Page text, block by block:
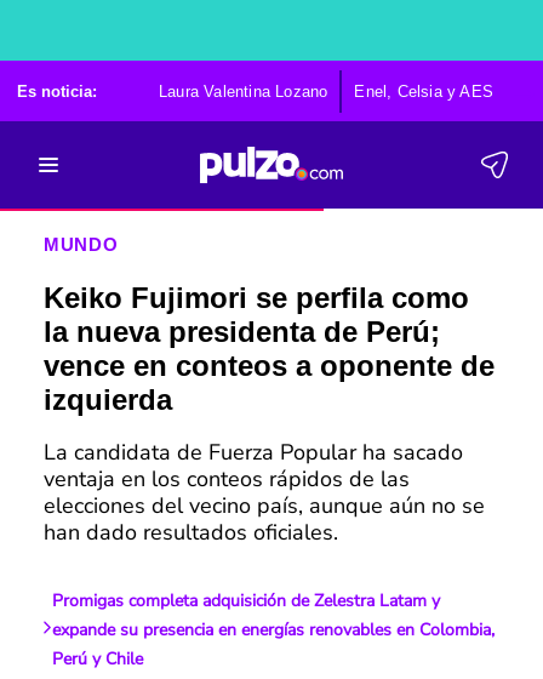
Es noticia: Laura Valentina Lozano Enel, Celsia y AES
MUNDO
Keiko Fujimori se perfila como
la nueva presidenta de Perú;
vence en conteos a oponente de
izquierda
La candidata de Fuerza Popular ha sacado
ventaja en los conteos rápidos de las
elecciones del vecino país, aunque aún no se
han dado resultados oficiales.
Promigas completa adquisición de Zelestra Latam y
expande su presencia en energías renovables en Colombia,
Perú y Chile